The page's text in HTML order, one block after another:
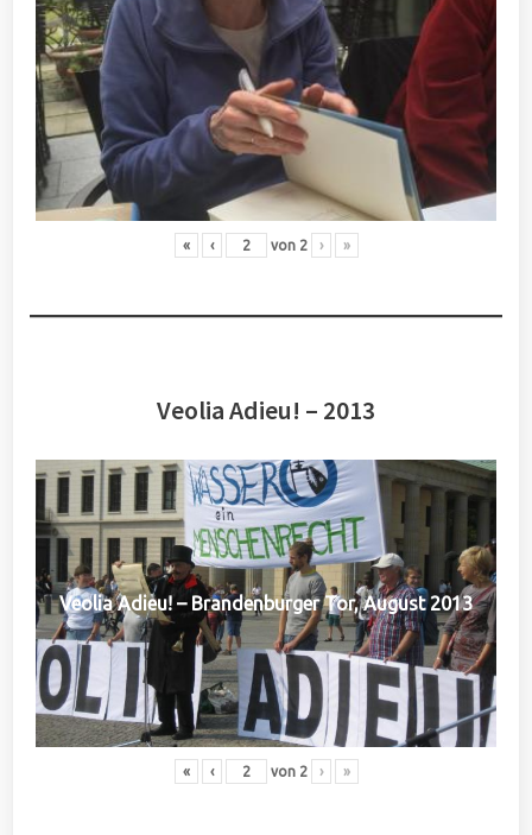
« ‹ von 2 › »
Veolia Adieu! – 2013
Veolia Adieu! – Brandenburger Tor, August 2013
« ‹ von 2 › »